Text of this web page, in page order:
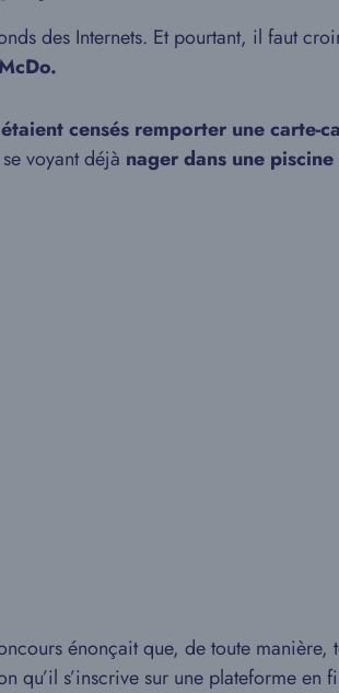
des Internets. Et pourtant, il faut
censés remporter une carte-
voyant déjà nager dans une
énonçait que, de toute manière,
qu’il s’inscrive sur une plateforme en